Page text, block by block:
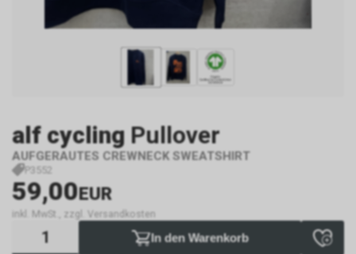
alf cycling Pullover
AUFGERAUTES CREWNECK SWEATSHIRT
P3552
59,00EUR
inkl. MwSt., zzgl. Versandkosten
In den Warenkorb